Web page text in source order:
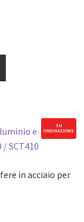
SU
ORDINAZIONE
in acciaio per